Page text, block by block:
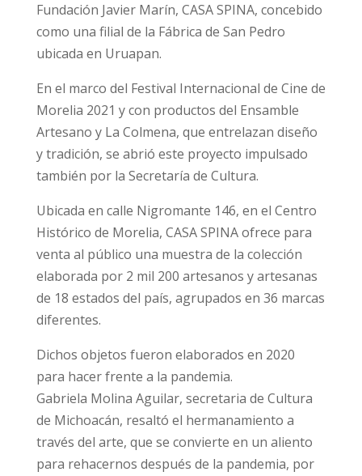
Fundación Javier Marín, CASA SPINA, concebido
como una filial de la Fábrica de San Pedro
ubicada en Uruapan.
En el marco del Festival Internacional de Cine de
Morelia 2021 y con productos del Ensamble
Artesano y La Colmena, que entrelazan diseño
y tradición, se abrió este proyecto impulsado
también por la Secretaría de Cultura.
Ubicada en calle Nigromante 146, en el Centro
Histórico de Morelia, CASA SPINA ofrece para
venta al público una muestra de la colección
elaborada por 2 mil 200 artesanos y artesanas
de 18 estados del país, agrupados en 36 marcas
diferentes.
Dichos objetos fueron elaborados en 2020
para hacer frente a la pandemia.
Gabriela Molina Aguilar, secretaria de Cultura
de Michoacán, resaltó el hermanamiento a
través del arte, que se convierte en un aliento
para rehacernos después de la pandemia, por